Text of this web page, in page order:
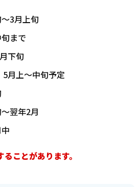
3月上旬
まで
下旬
月上～中旬予定
翌年2月
ことがあります。